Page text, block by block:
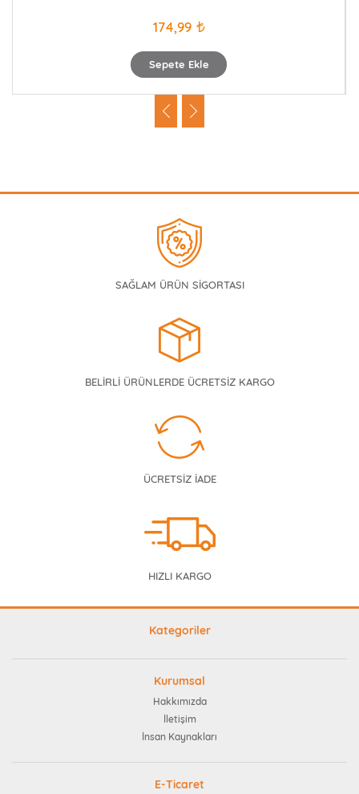
Sepete Ekle
174,99
SAĞLAM ÜRÜN SİGORTASI
BELİRLİ ÜRÜNLERDE ÜCRETSİZ KARGO
ÜCRETSİZ İADE
HIZLI KARGO
Kategoriler
Kurumsal
Hakkımızda
İletişim
İnsan Kaynakları
E-Ticaret